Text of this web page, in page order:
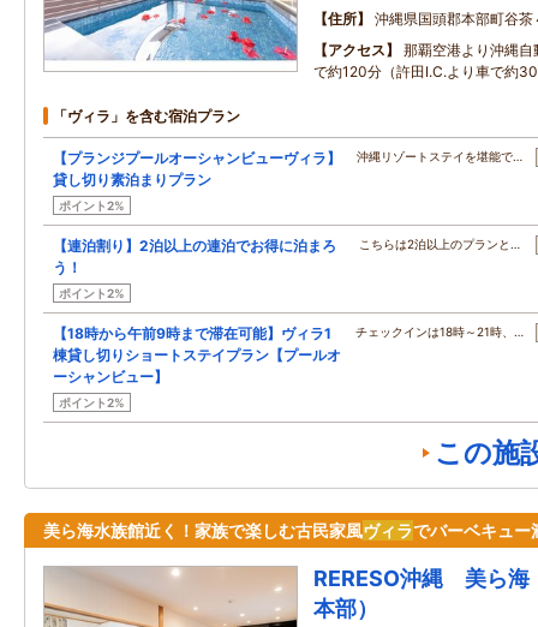
住所
沖縄県国頭郡本部町谷茶
アクセス
那覇空港より沖縄
で約120分（許田I.C.より車で約
「ヴィラ」を含む宿泊プラン
【プランジプールオーシャンビューヴィラ】
貸し切り素泊まりプラン
ポイント2%
沖縄リゾートステイを堪能で…
【連泊割り】2泊以上の連泊でお得に泊まろ
う！
ポイント2%
こちらは2泊以上のプランと…
【18時から午前9時まで滞在可能】ヴィラ1
棟貸し切りショートステイプラン【プールオ
ーシャンビュー】
ポイント2%
チェックインは18時～21時、…
この施
美ら海水族館近く！家族で楽しむ古民家風ヴィラでバーベキュー
RERESO沖縄 美ら海
本部）